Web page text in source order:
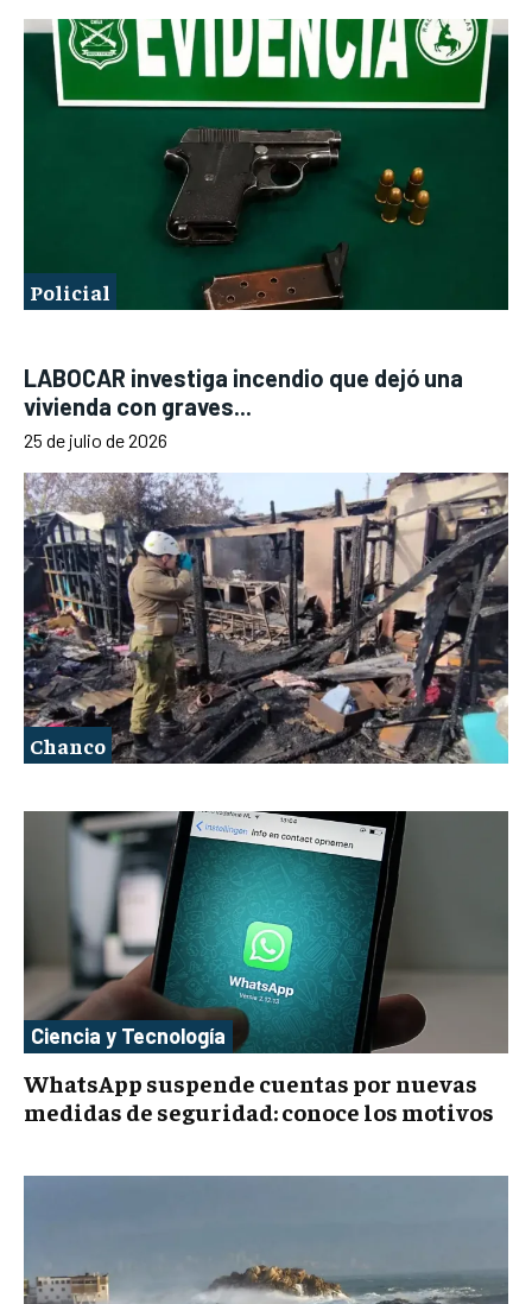
Policial
LABOCAR investiga incendio que dejó una
vivienda con graves...
25 de julio de 2026
Chanco
Ciencia y Tecnología
WhatsApp suspende cuentas por nuevas
medidas de seguridad: conoce los motivos